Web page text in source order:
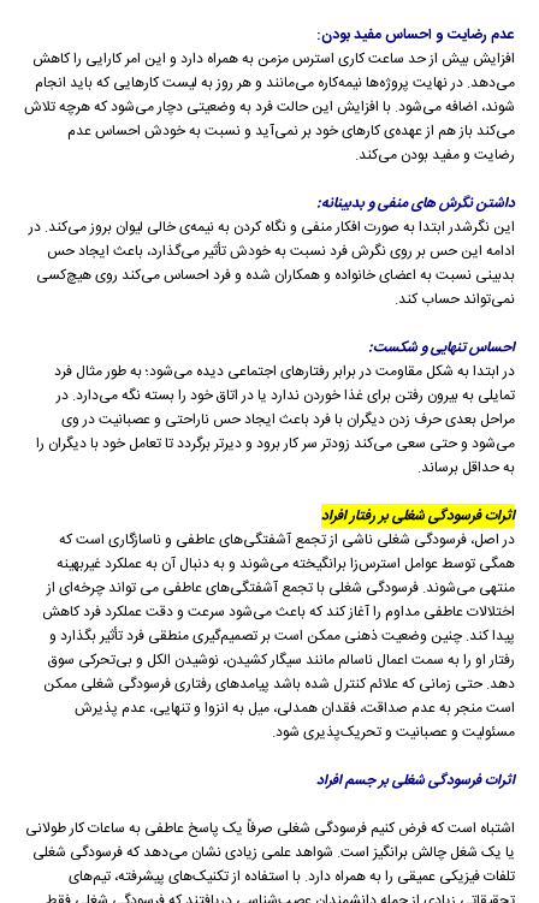
عدم رضایت و احساس مفید بودن:
افزایش بیش از حد ساعت کاری استرس مزمن به همراه دارد و این امر کارایی را کاهش
می‌دهد. در نهایت پروژه‌ها نیمه‌کاره می‌مانند و هر روز به لیست کارهایی که باید انجام
شوند، اضافه می‌شود. با افزایش این حالت فرد به وضعیتی دچار می‌شود که هرچه تلاش
می‌کند باز هم از عهده‌ی کارهای خود بر نمی‌آید و نسبت به خودش احساس عدم
رضایت و مفید بودن می‌کند.
داشتن نگرش های منفی و بدبینانه:
این نگرشدر ابتدا به صورت افکار منفی و نگاه کردن به نیمه‌ی خالی لیوان بروز می‌کند. در
ادامه این حس بر روی نگرش فرد نسبت به خودش تأثیر می‌گذارد، باعث ایجاد حس
بدبینی نسبت به اعضای خانواده و همکاران‌ شده و فرد احساس می‌کند روی هیچ‌کسی
نمی‌تواند حساب کند.
احساس تنهایی و شکست:
در ابتدا به شکل مقاومت در برابر رفتارهای اجتماعی دیده می‌شود؛ به طور مثال فرد
تمایلی به بیرون رفتن برای غذا خوردن ندارد یا در اتاق خود را بسته نگه می‌دارد. در
مراحل بعدی حرف زدن دیگران با فرد باعث ایجاد حس ناراحتی و عصبانیت‌ در وی
می‌شود و حتی سعی می‌کند زودتر سر کار برود و دیرتر برگردد تا تعامل خود با دیگران را
به حداقل برساند.
اثرات فرسودگی شغلی بر رفتار افراد
در اصل، فرسودگی شغلی ناشی از تجمع آشفتگی‌های عاطفی و ناسازگاری است که
همگی توسط عوامل استرس‌زا برانگیخته می‌شوند و به دنبال آن به عملکرد غیربهینه
منتهی می‌شوند. فرسودگی شغلی با تجمع آشفتگی‌های عاطفی می تواند چرخه‌ای از
اختلالات عاطفی مداوم را آغاز کند که باعث می‌شود سرعت و دقت عملکرد فرد کاهش
پیدا کند. چنین وضعیت ذهنی ممکن است بر تصمیم‌گیری منطقی فرد تأثیر بگذارد و
رفتار او را به سمت اعمال ناسالم مانند سیگار کشیدن، نوشیدن الکل و بی‌تحرکی سوق
دهد. حتی زمانی که علائم کنترل شده باشد پیامدهای رفتاری فرسودگی شغلی ممکن
است منجر به عدم صداقت، فقدان همدلی، میل به انزوا و تنهایی، عدم پذیرش
مسئولیت و عصبانیت و تحریک‌پذیری شود.
اثرات فرسودگی شغلی بر جسم افراد
اشتباه است که فرض کنیم فرسودگی شغلی صرفاً یک پاسخ عاطفی به ساعات کار طولانی
یا یک شغل چالش برانگیز است. شواهد علمی زیادی نشان می‌دهد که فرسودگی شغلی
تلفات فیزیکی عمیقی را به همراه دارد. با استفاده از تکنیک‌های پیشرفته، تیم‌های